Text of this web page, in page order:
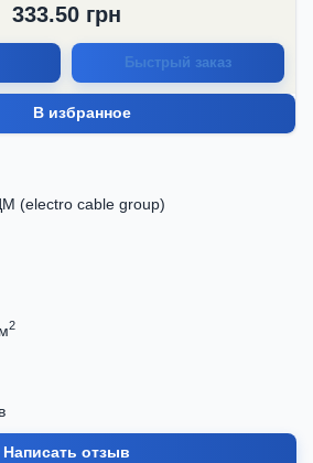
333.50грн
Быстрый заказ
В избранное
(electro cable group)
2
Написать отзыв